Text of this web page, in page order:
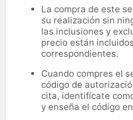
La compra de este
su realización sin
las inclusiones y
precio están
correspondientes.
Cuando compres el
código de
cita, identifícate
y enseña el código